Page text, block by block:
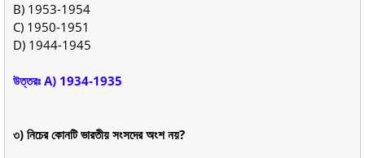
B) 1953-1954
C) 1950-1951
D) 1944-1945
উত্তরঃ A) 1934-1935
৩) নিচের কোনটি ভারতীয় সংসদের অংশ নয়?